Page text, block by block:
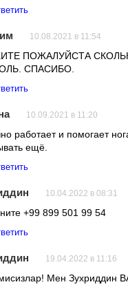
10.08.2021 в 11:54
ПОЖАЛУЙСТА
СПАСИБО.
10.09.2021 в 11:20
работает и помогает
ещё.
10.04.2022 в 08:31
+99 899 501 99 54
19.04.2022 в 11:16
Мен Зухриддин